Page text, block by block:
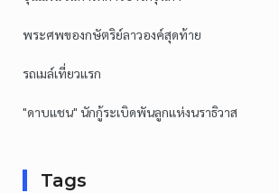
พระศพของกษัตริย์ลาวองค์สุดท้าย
รถเมล์เที่ยวแรก
"ดาบแชน" นักกู้ระเบิดพันลูกแห่งนราธิวาส
Tags